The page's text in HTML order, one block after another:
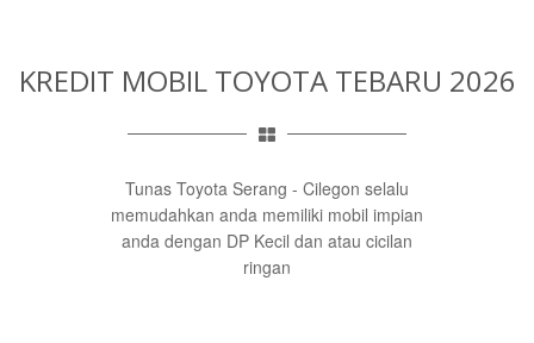
KREDIT MOBIL TOYOTA TEBARU 2026
Tunas Toyota Serang - Cilegon selalu
memudahkan anda memiliki mobil impian
anda dengan DP Kecil dan atau cicilan
ringan